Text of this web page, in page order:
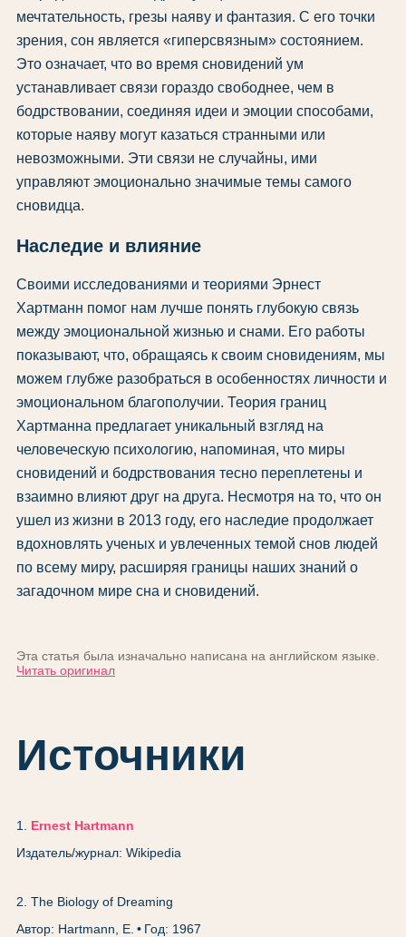
мечтательность, грезы наяву и фантазия. С его точки
зрения, сон является «гиперсвязным» состоянием.
Это означает, что во время сновидений ум
устанавливает связи гораздо свободнее, чем в
бодрствовании, соединяя идеи и эмоции способами,
которые наяву могут казаться странными или
невозможными. Эти связи не случайны, ими
управляют эмоционально значимые темы самого
сновидца.
Наследие и влияние
Своими исследованиями и теориями Эрнест
Хартманн помог нам лучше понять глубокую связь
между эмоциональной жизнью и снами. Его работы
показывают, что, обращаясь к своим сновидениям, мы
можем глубже разобраться в особенностях личности и
эмоциональном благополучии. Теория границ
Хартманна предлагает уникальный взгляд на
человеческую психологию, напоминая, что миры
сновидений и бодрствования тесно переплетены и
взаимно влияют друг на друга. Несмотря на то, что он
ушел из жизни в 2013 году, его наследие продолжает
вдохновлять ученых и увлеченных темой снов людей
по всему миру, расширяя границы наших знаний о
загадочном мире сна и сновидений.
Эта статья была изначально написана на английском языке.
Читать оригинал
Источники
1
Ernest Hartmann
Издатель/журнал: Wikipedia
2 The Biology of Dreaming
Автор: Hartmann, E.
Год: 1967